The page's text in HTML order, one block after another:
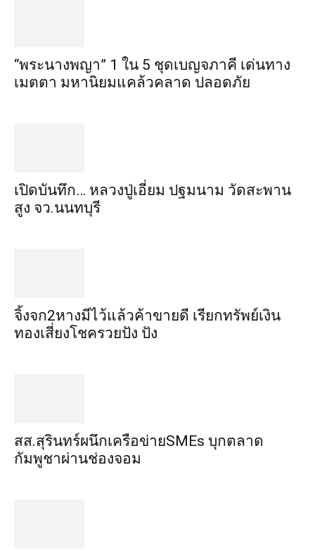
“พระ​นาง​พญา” 1 ใน 5​ ชุดเบญจ​ภาคี​ เด่นทาง
เมตตา​ มหา​นิยม​แคล้วคลาด​ ปลอดภัย​
เปิดบันทึก… หลวงปู่เอี่ยม ​ปฐม​นาม​ วัดสะพาน
สูง​ จว.นนทบุรี
จิ้งจก​2​หาง​มีไว้แล้ว​ค้าขาย​ดี​ เรียก​ทรัพย์เงิน
ทอง​เสี่ยงโชค​รวยปัง​ ปัง​
สส.สุรินทร์ผนึกเครือข่ายSMEs บุกตลาด
กัมพูชาผ่านช่องจอม